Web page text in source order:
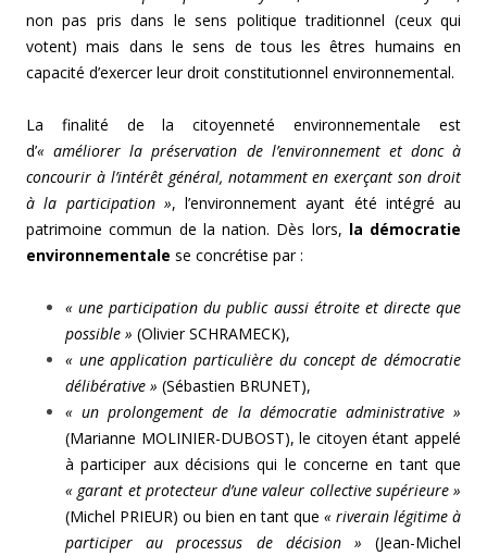
non pas pris dans le sens politique traditionnel (ceux qui
votent) mais dans le sens de tous les êtres humains en
capacité d’exercer leur droit constitutionnel environnemental.
La finalité de la citoyenneté environnementale est
d’« améliorer la préservation de l’environnement et donc à
concourir à l’intérêt général, notamment en exerçant son droit
à la participation », l’environnement ayant été intégré au
patrimoine commun de la nation. Dès lors, la démocratie
environnementale se concrétise par :
« une participation du public aussi étroite et directe que
possible » (Olivier SCHRAMECK),
« une application particulière du concept de démocratie
délibérative » (Sébastien BRUNET),
« un prolongement de la démocratie administrative »
(Marianne MOLINIER-DUBOST), le citoyen étant appelé
à participer aux décisions qui le concerne en tant que
« garant et protecteur d’une valeur collective supérieure »
(Michel PRIEUR) ou bien en tant que « riverain légitime à
participer au processus de décision » (Jean-Michel